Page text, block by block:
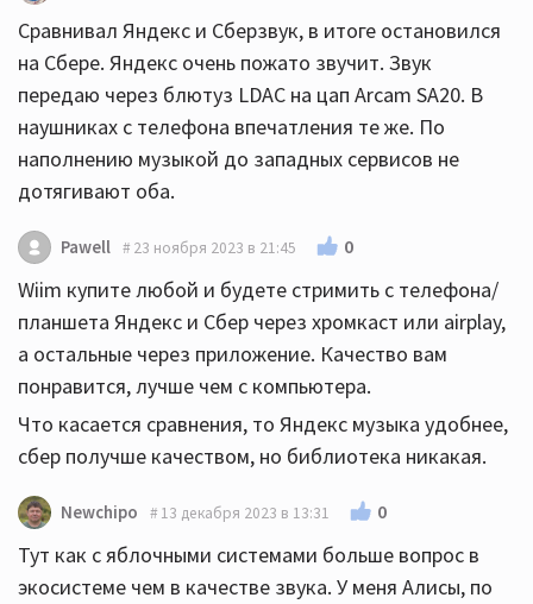
Сравнивал Яндекс и Сберзвук, в итоге остановился
на Сбере. Яндекс очень пожато звучит. Звук
передаю через блютуз LDAC на цап Arcam SA20. В
наушниках с телефона впечатления те же. По
наполнению музыкой до западных сервисов не
дотягивают оба.
Pawell 23 ноября 2023 в 21:45 0
Wiim купите любой и будете стримить с телефона/
планшета Яндекс и Сбер через хромкаст или airplay,
а остальные через приложение. Качество вам
понравится, лучше чем с компьютера.
Что касается сравнения, то Яндекс музыка удобнее,
сбер получше качеством, но библиотека никакая.
Newchipo 13 декабря 2023 в 13:31 0
Тут как с яблочными системами больше вопрос в
экосистеме чем в качестве звука. У меня Алисы, по